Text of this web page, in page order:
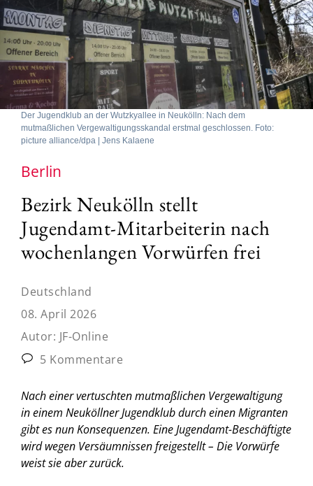
Der Jugendklub an der Wutzkyallee in Neukölln: Nach dem
mutmaßlichen Vergewaltigungsskandal erstmal geschlossen. Foto:
picture alliance/dpa | Jens Kalaene
Berlin
Bezirk Neukölln stellt
Jugendamt-Mitarbeiterin nach
wochenlangen Vorwürfen frei
Deutschland
08. April 2026
Autor: JF-Online
5 Kommentare
Nach einer vertuschten mutmaßlichen Vergewaltigung
in einem Neuköllner Jugendklub durch einen Migranten
gibt es nun Konsequenzen. Eine Jugendamt-Beschäftigte
wird wegen Versäumnissen freigestellt – Die Vorwürfe
weist sie aber zurück.